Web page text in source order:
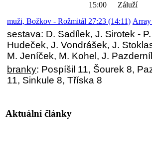
15:00
Záluží
muži, Božkov - Rožmitál 27:23 (14:11)
sestava: D. Sadílek, J. Sirotek -
Hudeček, J. Vondrášek, J.
M. Jeníček, M. Kohel, J.
branky: Pospíšil 11, Šourek 8,
11, Sinkule 8, Tříska 8
Aktuální články